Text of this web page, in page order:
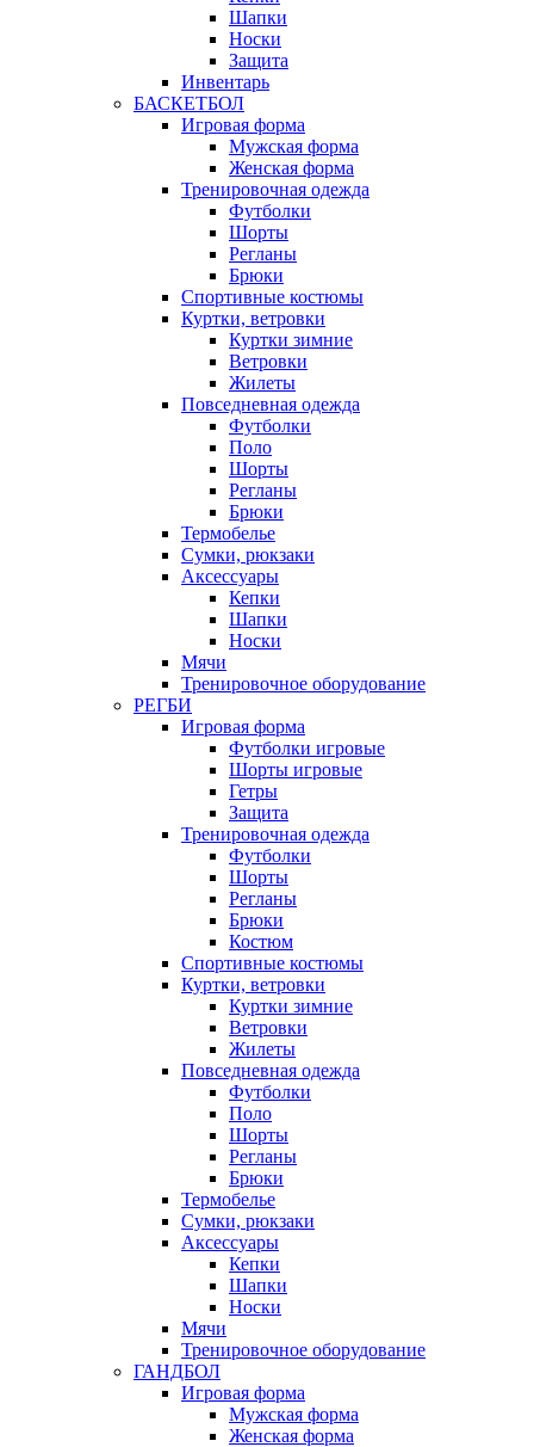
Шапки
Носки
Защита
Инвентарь
БАСКЕТБОЛ
Игровая форма
Мужская форма
Женская форма
Тренировочная одежда
Футболки
Шорты
Регланы
Брюки
Спортивные костюмы
Куртки, ветровки
Куртки зимние
Ветровки
Жилеты
Повседневная одежда
Футболки
Поло
Шорты
Регланы
Брюки
Термобелье
Сумки, рюкзаки
Аксессуары
Кепки
Шапки
Носки
Мячи
Тренировочное оборудование
РЕГБИ
Игровая форма
Футболки игровые
Шорты игровые
Гетры
Защита
Тренировочная одежда
Футболки
Шорты
Регланы
Брюки
Костюм
Спортивные костюмы
Куртки, ветровки
Куртки зимние
Ветровки
Жилеты
Повседневная одежда
Футболки
Поло
Шорты
Регланы
Брюки
Термобелье
Сумки, рюкзаки
Аксессуары
Кепки
Шапки
Носки
Мячи
Тренировочное оборудование
ГАНДБОЛ
Игровая форма
Мужская форма
Женская форма